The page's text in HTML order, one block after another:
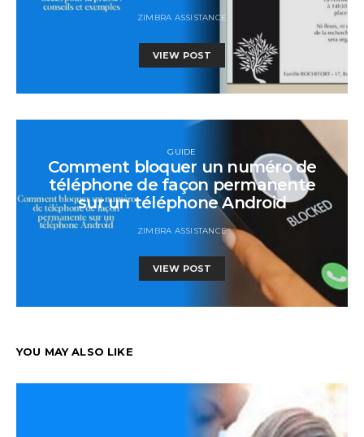
ZIMBRA ASSISTANCE
VIEW POST
GUIDE
Comment bloquer un numéro de
téléphone de façon permanente
sur un téléphone Android
ZIMBRA ASSISTANCE
VIEW POST
YOU MAY ALSO LIKE